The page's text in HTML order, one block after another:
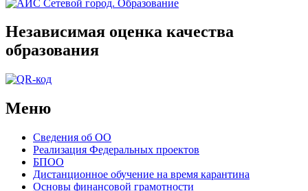
Независимая оценка качества
образования
Меню
Сведения об ОО
Реализация Федеральных проектов
БПОО
Дистанционное обучение на время карантина
Основы финансовой грамотности